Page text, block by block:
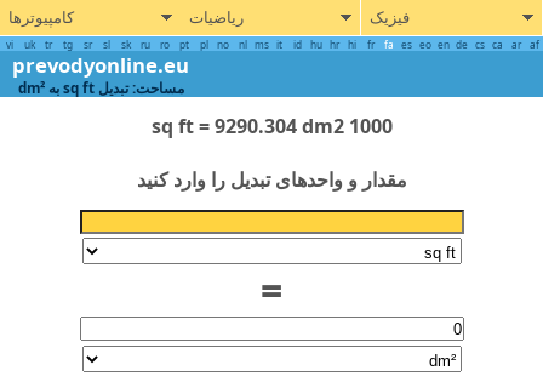
فیزیک ریاضیات کامپیوترها
ar
ca
cs
de
en
eo
es
fa
fr
hi
hr
hu
id
it
ms
nl
no
pl
pt
ro
ru
sk
sl
sr
tg
tr
uk
vi
prevodyonline.eu
مساحت: تبدیل sq ft به dm²
1000 sq ft = 9290.304 dm2
مقدار و واحدهای تبدیل را وارد کنید
=